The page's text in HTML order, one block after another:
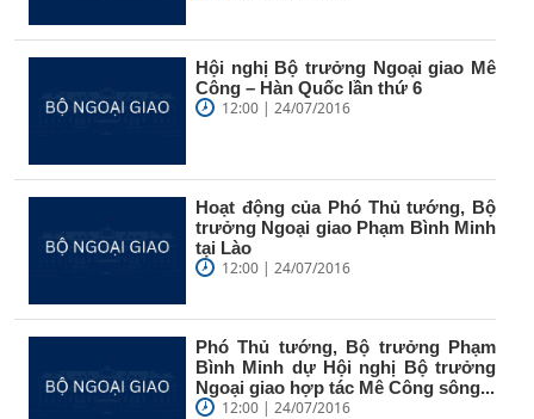
Hội nghị Bộ trưởng Ngoại giao Mê
Công – Hàn Quốc lần thứ 6
12:00 | 24/07/2016
Hoạt động của Phó Thủ tướng, Bộ
trưởng Ngoại giao Phạm Bình Minh
tại Lào
12:00 | 24/07/2016
Phó Thủ tướng, Bộ trưởng Phạm
Bình Minh dự Hội nghị Bộ trưởng
Ngoại giao hợp tác Mê Công sông...
12:00 | 24/07/2016